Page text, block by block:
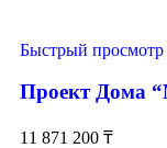
Быстрый просмотр
Проект Дома
11 871 200 ₸